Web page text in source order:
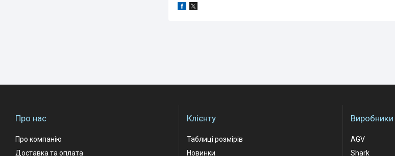
Про нас
Про компанію
Доставка та оплата
Клієнту
Таблиці розмірів
Новинки
Виробники
AGV
Shark